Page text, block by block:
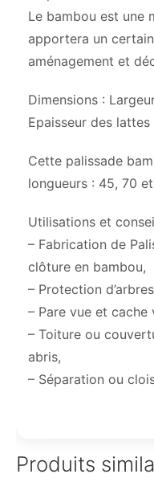
Le bambou est une
apportera un
aménagement et
Dimensions :
Epaisseur des
Cette palissade
longueurs : 45, 70
Utilisations et
– Fabrication de
clôture en bambou,
– Protection
– Pare vue et cache
– Toiture ou
abris,
– Séparation ou
Produits